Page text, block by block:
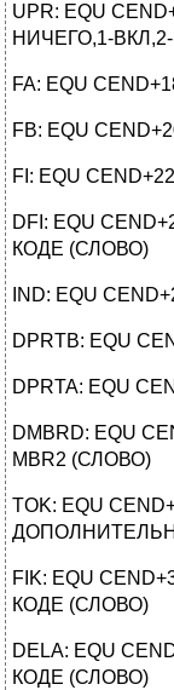
UPR: EQU
НИЧЕГО,1-
FA: EQU
FB: EQU
FI: EQU
DFI: EQU
КОДЕ (СЛОВО)
IND: EQU
DPRTB: EQU
DPRTA: EQU
DMBRD: EQU
MBR2 (СЛОВО)
TOK: EQU
FIK: EQU
КОДЕ (СЛОВО)
DELA: EQU
КОДЕ (СЛОВО)